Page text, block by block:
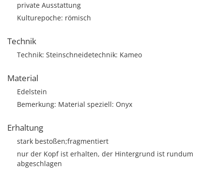
private Ausstattung
Kulturepoche: römisch
Technik
Technik: Steinschneidetechnik: Kameo
Material
Edelstein
Bemerkung: Material speziell: Onyx
Erhaltung
stark bestoßen;fragmentiert
nur der Kopf ist erhalten, der Hintergrund ist rundum
abgeschlagen